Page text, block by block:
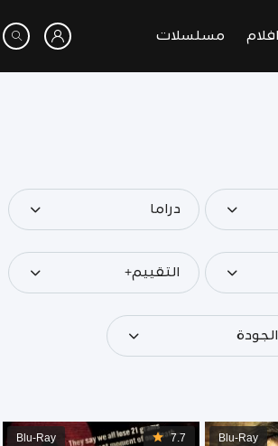
افلام مسلسلات
دراما
التقييم+
الجودة
Blu-Ray
7.7
Blu-Ray